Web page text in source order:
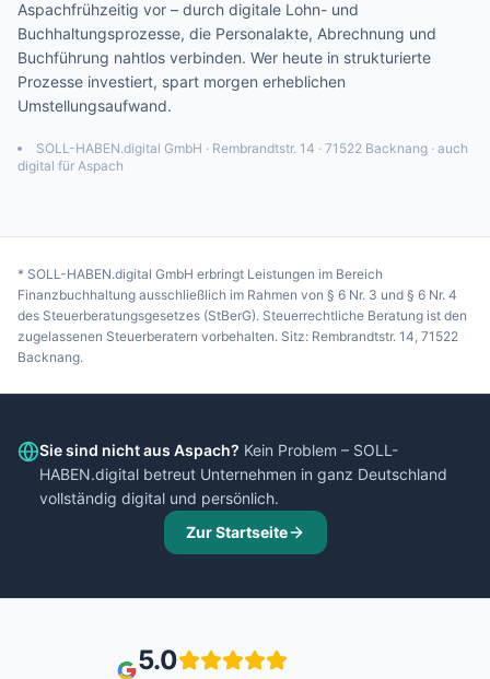
Aspachfrühzeitig vor – durch digitale Lohn- und
Buchhaltungsprozesse, die Personalakte, Abrechnung und
Buchführung nahtlos verbinden. Wer heute in strukturierte
Prozesse investiert, spart morgen erheblichen
Umstellungsaufwand.
SOLL-HABEN.digital GmbH · Rembrandtstr. 14 · 71522 Backnang · auch
digital für Aspach
* SOLL-HABEN.digital GmbH erbringt Leistungen im Bereich
Finanzbuchhaltung ausschließlich im Rahmen von § 6 Nr. 3 und § 6 Nr. 4
des Steuerberatungsgesetzes (StBerG). Steuerrechtliche Beratung ist den
zugelassenen Steuerberatern vorbehalten. Sitz: Rembrandtstr. 14, 71522
Backnang.
Sie sind nicht aus Aspach? Kein Problem – SOLL-
HABEN.digital betreut Unternehmen in ganz Deutschland
vollständig digital und persönlich.
Zur Startseite
5.0